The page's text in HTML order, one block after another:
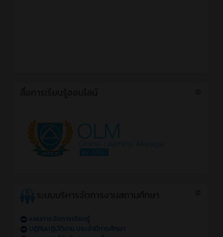
แผนการจัดการเรียนรู้
ปฏิทินปฏิบัติงาน ประจำปีการศึกษา